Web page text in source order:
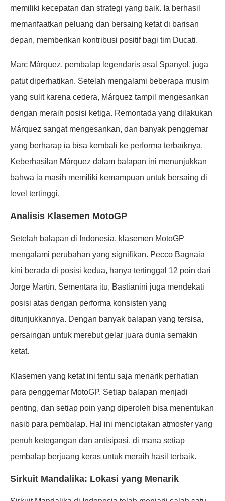
memiliki kecepatan dan strategi yang baik. Ia berhasil
memanfaatkan peluang dan bersaing ketat di barisan
depan, memberikan kontribusi positif bagi tim Ducati.
Marc Márquez, pembalap legendaris asal Spanyol, juga
patut diperhatikan. Setelah mengalami beberapa musim
yang sulit karena cedera, Márquez tampil mengesankan
dengan meraih posisi ketiga. Remontada yang dilakukan
Márquez sangat mengesankan, dan banyak penggemar
yang berharap ia bisa kembali ke performa terbaiknya.
Keberhasilan Márquez dalam balapan ini menunjukkan
bahwa ia masih memiliki kemampuan untuk bersaing di
level tertinggi.
Analisis Klasemen MotoGP
Setelah balapan di Indonesia, klasemen MotoGP
mengalami perubahan yang signifikan. Pecco Bagnaia
kini berada di posisi kedua, hanya tertinggal 12 poin dari
Jorge Martín. Sementara itu, Bastianini juga mendekati
posisi atas dengan performa konsisten yang
ditunjukkannya. Dengan banyak balapan yang tersisa,
persaingan untuk merebut gelar juara dunia semakin
ketat.
Klasemen yang ketat ini tentu saja menarik perhatian
para penggemar MotoGP. Setiap balapan menjadi
penting, dan setiap poin yang diperoleh bisa menentukan
nasib para pembalap. Hal ini menciptakan atmosfer yang
penuh ketegangan dan antisipasi, di mana setiap
pembalap berjuang keras untuk meraih hasil terbaik.
Sirkuit Mandalika: Lokasi yang Menarik